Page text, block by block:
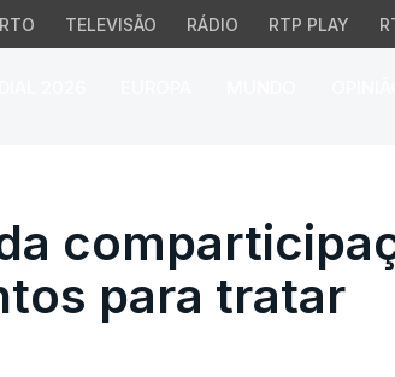
TELEVISÃO RÁDIO RTP PLAY
para tratar